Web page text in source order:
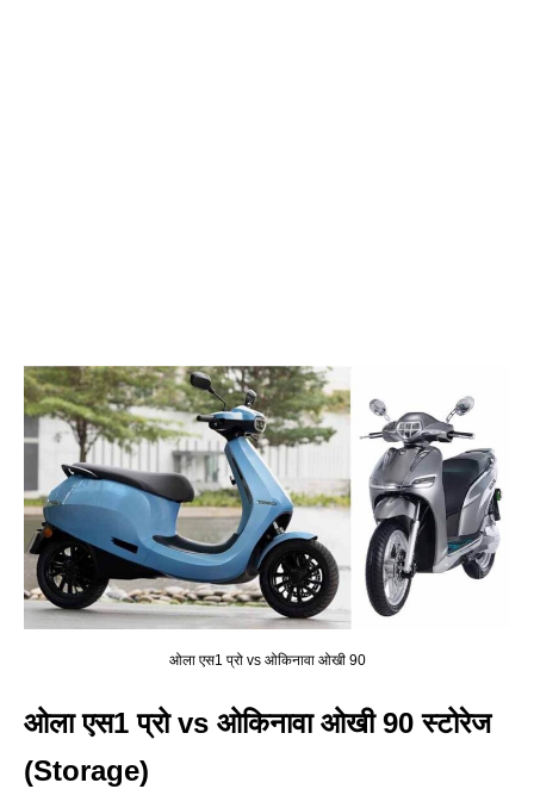
ओला एस1 प्रो vs ओकिनावा ओखी 90
ओला एस1 प्रो vs ओकिनावा ओखी 90 स्टोरेज
(Storage)